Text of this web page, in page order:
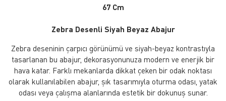
67 Cm
Zebra Desenli Siyah Beyaz Abajur
Zebra deseninin çarpıcı görünümü ve siyah-beyaz kontrastıyla
tasarlanan bu abajur, dekorasyonunuza modern ve enerjik bir
hava katar. Farklı mekanlarda dikkat çeken bir odak noktası
olarak kullanılabilen abajur, şık tasarımıyla oturma odası, yatak
odası veya çalışma alanlarında estetik bir dokunuş sunar.